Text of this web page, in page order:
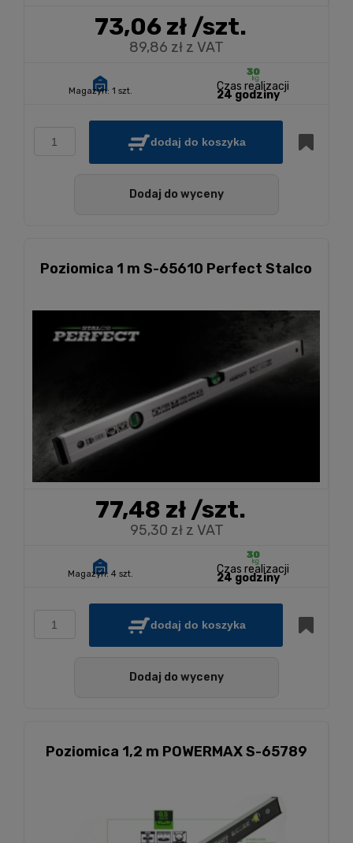
73,06 zł/szt.
89,86 zł z VAT
Magazyn: 1 szt. Czas realizacji
24 godziny
dodaj do koszyka
Dodaj do wyceny
Poziomica 1 m S-65610 Perfect Stalco
77,48 zł/szt.
95,30 zł z VAT
Magazyn: 4 szt. Czas realizacji
24 godziny
dodaj do koszyka
Dodaj do wyceny
Poziomica 1,2 m POWERMAX S-65789